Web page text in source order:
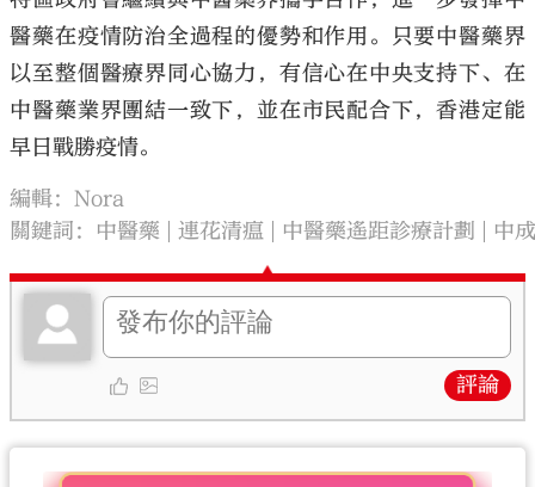
醫藥在疫情防治全過程的優勢和作用。只要中醫藥界
以至整個醫療界同心協力，有信心在中央支持下、在
中醫藥業界團結一致下，並在市民配合下，香港定能
早日戰勝疫情。
編輯：Nora
關鍵詞： 中醫藥 連花清瘟 中醫藥遙距診療計劃 中
評論